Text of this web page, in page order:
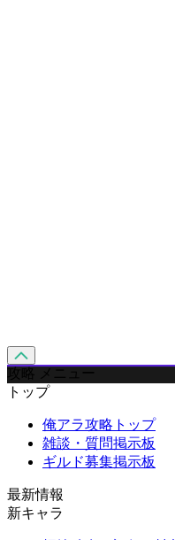
攻略 メニュー
トップ
俺アラ攻略トップ
雑談・質問掲示板
ギルド募集掲示板
最新情報
新キャラ